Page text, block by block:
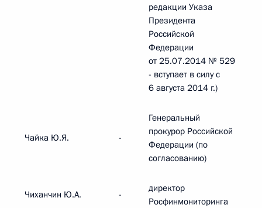
редакции Указа
Президента
Российской
Федерации
от 25.07.2014 № 529
- вступает в силу с
6 августа 2014 г.)
Чайка Ю.Я. -
Генеральный
прокурор Российской
Федерации (по
согласованию)
Чиханчин Ю.А. -
директор
Росфинмониторинга